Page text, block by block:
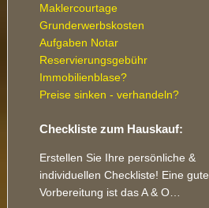
Maklercourtage
Grunderwerbskosten
Aufgaben Notar
Reservierungsgebühr
Immobilienblase?
Preise sinken - verhandeln?
Checkliste zum Hauskauf:
Erstellen Sie Ihre persönliche &
individuellen Checkliste! Eine gute
Vorbereitung ist das A & O…